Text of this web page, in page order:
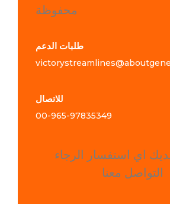
محفوظة
طلبات الدعم
للاتصال
00-965-97835349
اي استفسار الرجاء
التواصل معنا